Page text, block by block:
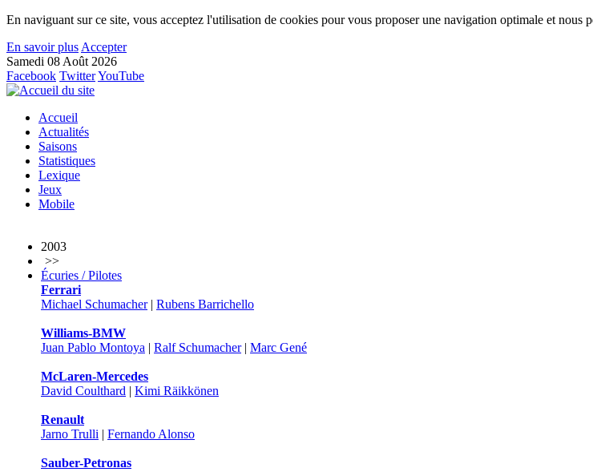
En naviguant sur ce site, vous acceptez l'utilisation de cookies pour vous proposer une navigation optimale et nous
En savoir plus Accepter
Samedi 08 Août 2026
Facebook TwitterYouTube
Accueil
Actualités
Saisons
Statistiques
Lexique
Jeux
Mobile
2003
>>
Écuries / Pilotes
Ferrari
Michael Schumacher| Rubens Barrichello
Williams-BMW
Juan Pablo Montoya | Ralf Schumacher| Marc Gené
McLaren-Mercedes
David Coulthard | Kimi Räikkönen
Renault
Jarno Trulli | Fernando Alonso
Sauber-Petronas